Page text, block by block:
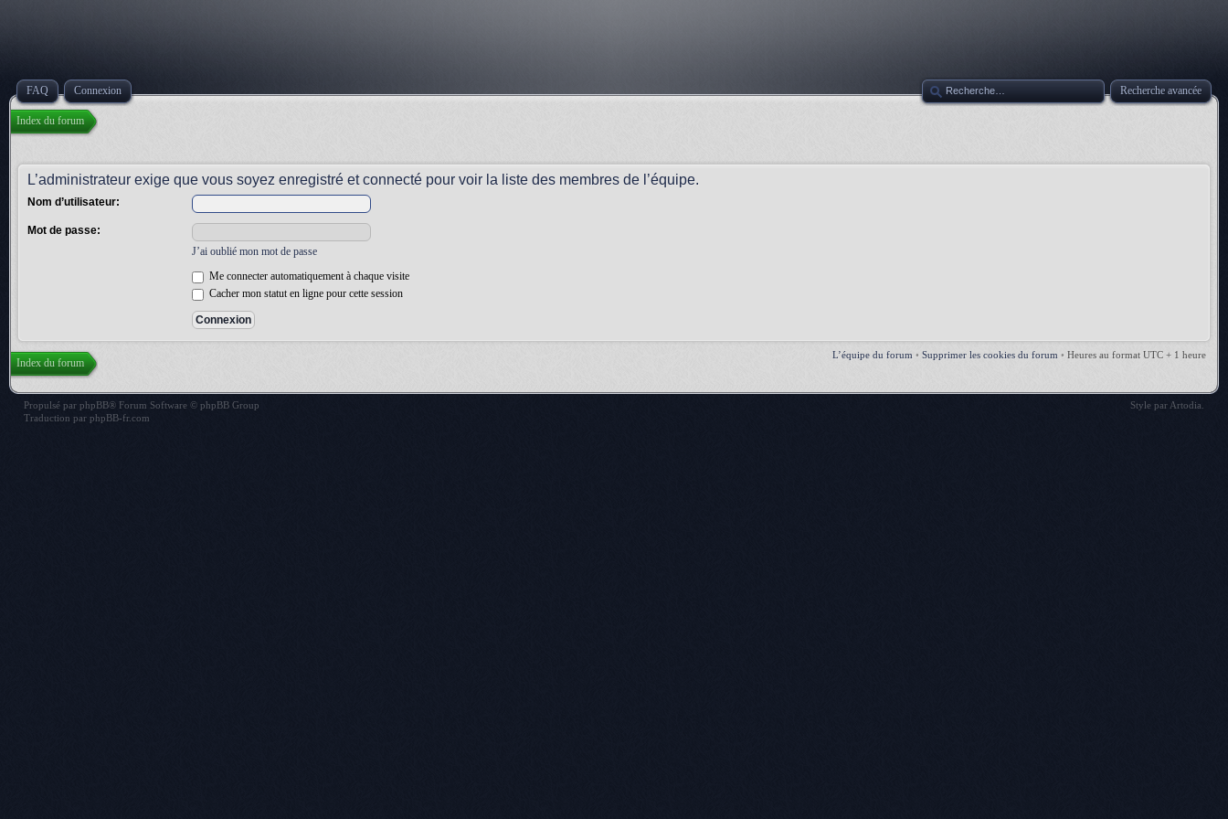
FAQ Connexion Recherche avancée
Index du forum
L’administrateur exige que vous soyez enregistré et connecté pour voir la liste des membres de l’équipe.
Nom d’utilisateur:
Mot de passe:
J’ai oublié mon mot de passe
Me connecter automatiquement à chaque visite
Cacher mon statut en ligne pour cette session
L’équipe du forum • Supprimer les cookies du forum • Heures au format UTC + 1 heure
Index du forum
Propulsé par phpBB® Forum Software © phpBB Group
Traduction par phpBB-fr.com
Style par Artodia